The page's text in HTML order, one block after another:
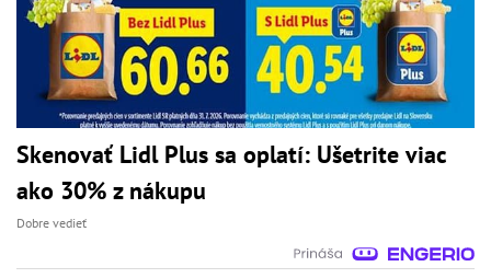
Skenovať Lidl Plus sa oplatí: Ušetrite viac
ako 30% z nákupu
Dobre vedieť